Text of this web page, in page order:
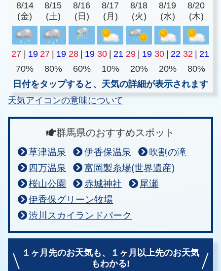
8/14
(金)
8/15
(土)
8/16
(日)
8/17
(月)
8/18
(火)
8/19
(水)
8/20
(木)
27 19 27 19 28 19 30 21 29 19 30 22 32
21
70%
80% 60% 10% 20% 20%
80%
日付をタップすると、天気の詳細が表示されます
天気アイコンの意味について
群馬県のおすすめスポット
草津温泉 伊香保温泉
吹割の滝
四万温泉
富岡製糸場(世界遺産)
桜山公園
赤城神社
尾瀬
伊香保グリーン牧場
渋川スカイランドパーク
１ヶ月先のお天気も、
１ヶ月以上先のお天気
もわかる!